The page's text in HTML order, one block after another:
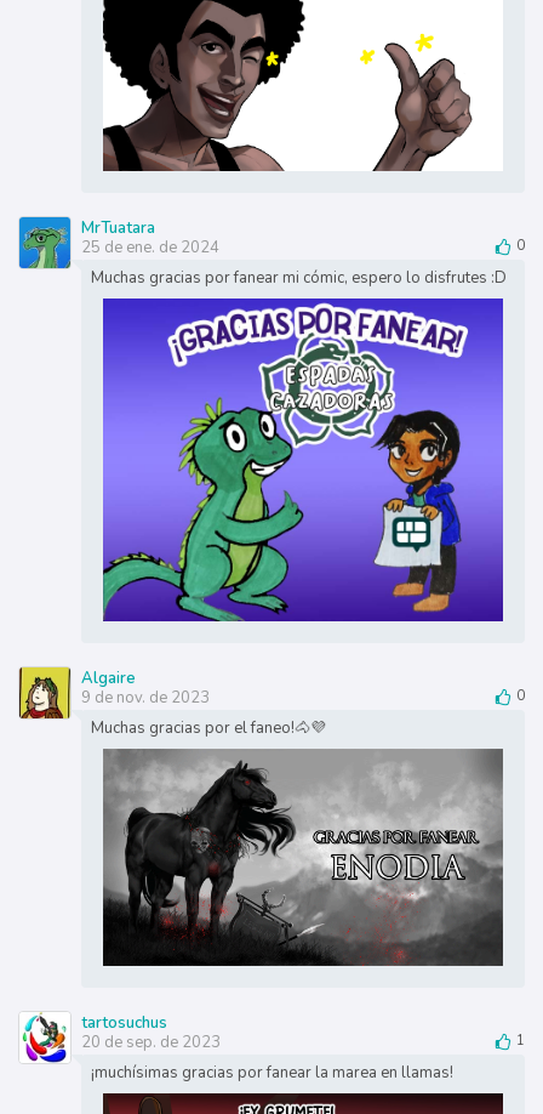
MrTuatara
25 de ene. de 2024
0
Muchas gracias por fanear mi cómic, espero lo disfrutes :D
Algaire
9 de nov. de 2023
0
Muchas gracias por el faneo!🐴💜
tartosuchus
20 de sep. de 2023
1
¡muchísimas gracias por fanear la marea en llamas!